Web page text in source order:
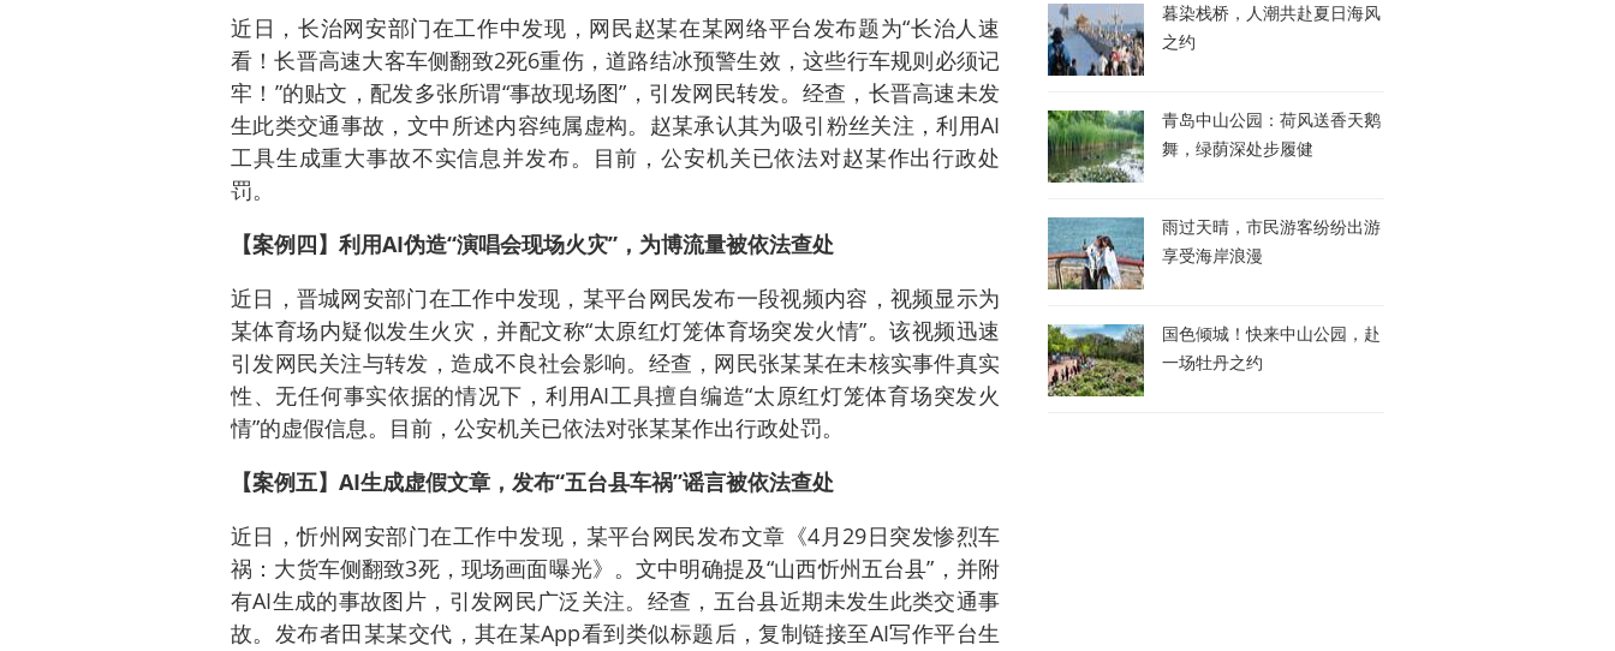
近日，长治网安部门在工作中发现，网民赵某在某网络平台发布题为“长治人速
看！长晋高速大客车侧翻致2死6重伤，道路结冰预警生效，这些行车规则必须记
牢！”的贴文，配发多张所谓“事故现场图”，引发网民转发。经查，长晋高速未发
生此类交通事故，文中所述内容纯属虚构。赵某承认其为吸引粉丝关注，利用AI
工具生成重大事故不实信息并发布。目前，公安机关已依法对赵某作出行政处
罚。
【案例四】利用AI伪造“演唱会现场火灾”，为博流量被依法查处
近日，晋城网安部门在工作中发现，某平台网民发布一段视频内容，视频显示为
某体育场内疑似发生火灾，并配文称“太原红灯笼体育场突发火情”。该视频迅速
引发网民关注与转发，造成不良社会影响。经查，网民张某某在未核实事件真实
性、无任何事实依据的情况下，利用AI工具擅自编造“太原红灯笼体育场突发火
情”的虚假信息。目前，公安机关已依法对张某某作出行政处罚。
【案例五】AI生成虚假文章，发布“五台县车祸”谣言被依法查处
近日，忻州网安部门在工作中发现，某平台网民发布文章《4月29日突发惨烈车
祸：大货车侧翻致3死，现场画面曝光》。文中明确提及“山西忻州五台县”，并附
有AI生成的事故图片，引发网民广泛关注。经查，五台县近期未发生此类交通事
故。发布者田某某交代，其在某App看到类似标题后，复制链接至AI写作平台生
暮染栈桥，人潮共赴夏日海风
之约
青岛中山公园：荷风送香天鹅
舞，绿荫深处步履健
雨过天晴，市民游客纷纷出游
享受海岸浪漫
国色倾城！快来中山公园，赴
一场牡丹之约